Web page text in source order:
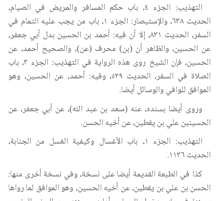
التهذيب: الجزء ٤، باب حكم المسافر والمريض في الصيام،
الحديث ٦٣٨، والإستبصار: الجزء ١، باب من يجب عليه التمام في
السفر، الحديث ٨٣١، إلا أن فيه: أحمد بن الحسين بدل أبي جعفر،
عن الحسين، والظاهر أن (بن) محرف (عن)، والصحيح أحمد، عن
الحسين، فإن الشيخ روى هذه الرواية في التهذيب: الجزء ٣، باب
الصلاة في السفر، الحديث ٥٢٩، وفيه: أحمد، عن الحسين، وهو
الموافق للوافي والوسائل أيضا.
وروى أيضا بسنده، عنه (سعد بن عبد الله)، عن أبي جعفر، عن
الحسينبن علي بن يقطين، عن أخيه الحسن.
التهذيب: الجزء ١، باب الأغسال وكيفية الغسل من الجنابة،
الحديث ١١٣٦.
كذا في الطبعة القديمة أيضا على نسخة، وفي نسخة أخرى منها:
الحسن بن علي بن يقطين، عن أخيه الحسين، وهو الموافق لما رواها